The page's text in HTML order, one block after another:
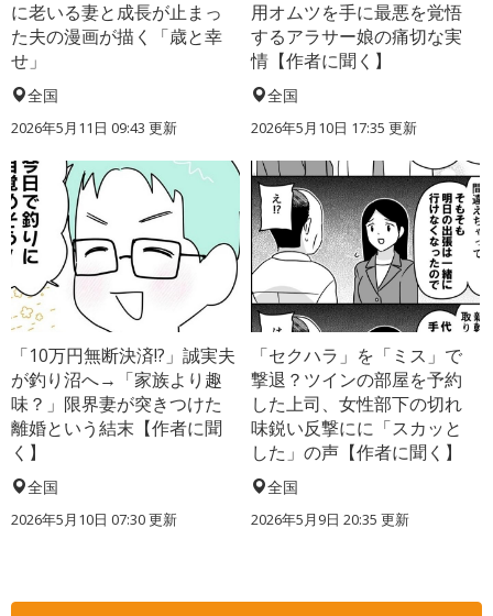
に老いる妻と成長が止まっ
た夫の漫画が描く「歳と幸
せ」
全国
2026年5月11日 09:43 更新
用オムツを手に最悪を覚悟
するアラサー娘の痛切な実
情【作者に聞く】
全国
2026年5月10日 17:35 更新
「10万円無断決済!?」誠実夫
が釣り沼へ→「家族より趣
味？」限界妻が突きつけた
離婚という結末【作者に聞
く】
全国
2026年5月10日 07:30 更新
「セクハラ」を「ミス」で
撃退？ツインの部屋を予約
した上司、女性部下の切れ
味鋭い反撃にに「スカッと
した」の声【作者に聞く】
全国
2026年5月9日 20:35 更新